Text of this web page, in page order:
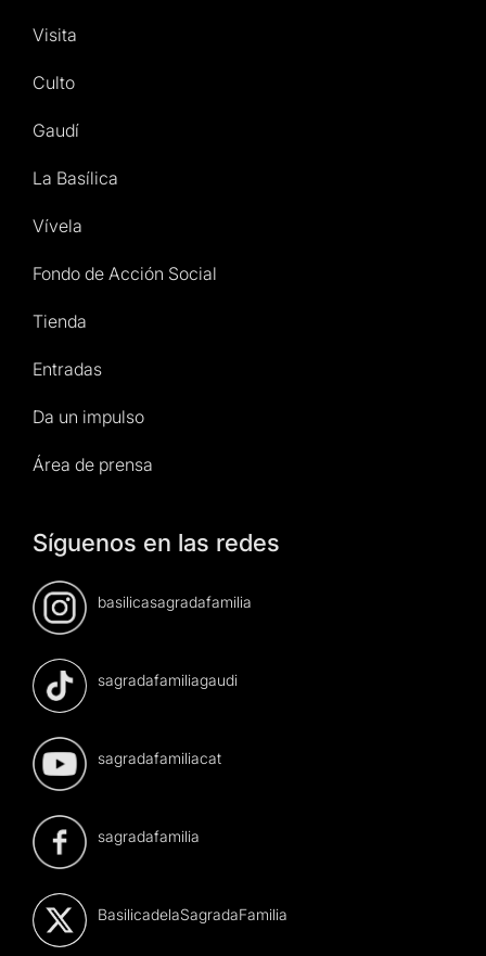
Visita
Culto
Gaudí
La Basílica
Vívela
Fondo de Acción Social
Tienda
Entradas
Da un impulso
Área de prensa
Síguenos en las redes
basilicasagradafamilia
sagradafamiliagaudi
sagradafamiliacat
sagradafamilia
BasilicadelaSagradaFamilia